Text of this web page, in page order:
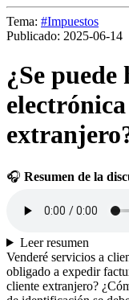
Tema: #Impuestos
Publicado: 2025-06-14
¿Se
🎧 Resumen de la
Leer resumen
Venderé servicios a
obligado a expedir
cliente extranjero?